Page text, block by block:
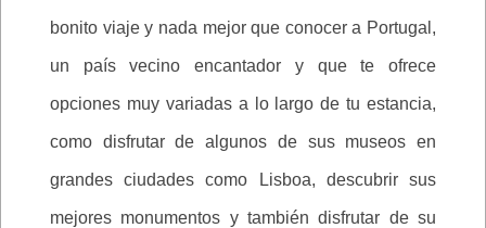
bonito viaje y nada mejor que conocer a Portugal,
un país vecino encantador y que te ofrece
opciones muy variadas a lo largo de tu estancia,
como disfrutar de algunos de sus museos en
grandes ciudades como Lisboa, descubrir sus
mejores monumentos y también disfrutar de su